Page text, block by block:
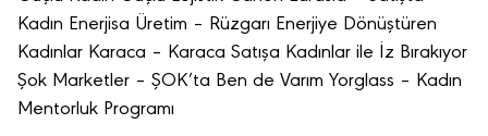
Kadın Enerjisa Üretim – Rüzgarı Enerjiye Dönüştüren
Kadınlar Karaca – Karaca Satışa Kadınlar ile İz Bırakıyor
Şok Marketler – ŞOK’ta Ben de Varım Yorglass – Kadın
Mentorluk Programı